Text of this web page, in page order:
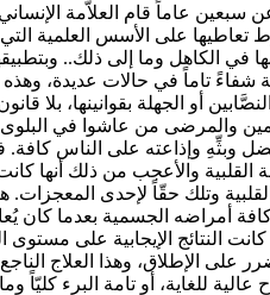
سبعين عاماً قام العلاَّمة
تعاطيها على الأسس العلمية
في الكاهل وما إلى ذلك..
شفاءً تاماً في حالات عديدة، وهذه
أو الجهلة بقوانينها، بلا
والمرضى من عاشوا في البلوى
وبثِّهِ وإذاعته على الناس
القلبية والأعجب من ذلك أنها
وتلك حقّاً لإحدى المعجزات.
أمراضه الجسمية بعدما كان
وقد كانت النتائج الإيجابية
على الإطلاق، وهذا العلاج
عالية للغاية، أو تامة البرء